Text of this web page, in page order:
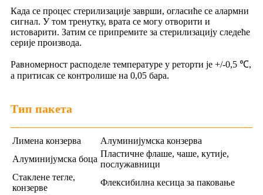
Када се процес стерилизације заврши, огласиће се алармни
сигнал. У том тренутку, врата се могу отворити и
истоварити. Затим се припремите за стерилизацију следеће
серије производа.
Равномерност расподеле температуре у реторти је +/-0,5 ℃,
а притисак се контролише на 0,05 бара.
Тип пакета
Лимена конзерва
Алуминијумска конзерва
Алуминијумска боца
Пластичне флаше, чаше, кутије,
послужавници
Стаклене тегле,
конзерве
Флексибилна кесица за паковање